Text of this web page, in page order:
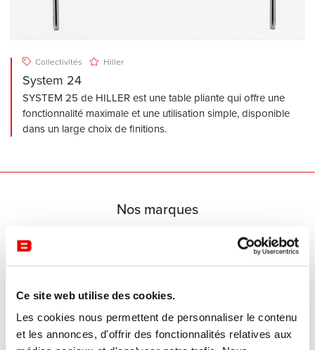
Ce site web utilise des cookies.
Les cookies nous permettent de personnaliser le contenu
et les annonces, d'offrir des fonctionnalités relatives aux
Collectivités Hiller
System 24
SYSTEM 25 de HILLER est une table pliante qui offre une
fonctionnalité maximale et une utilisation simple, disponible
dans un large choix de finitions.
Nos marques